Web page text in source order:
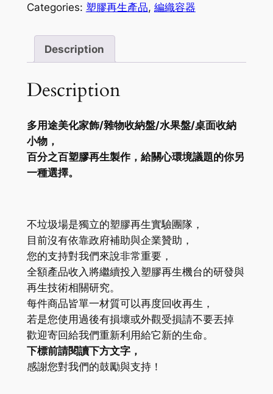
再
Categories: 塑膠再生產品, 編織容器
Description
Description
多用途美化家飾/雜物收納盤/水果盤/桌面收納
小物，
百分之百塑膠再生製作，給關心環境議題的你另
一種選擇。
不垃圾場是獨立的塑膠再生實驗團隊，
目前沒有依靠政府補助與企業贊助，
您的支持對我們來說非常重要，
全額產品收入將繼續投入塑膠再生機台的研發與
再生技術相關研究。
每件商品皆單一材質可以再度回收再生，
若是您使用過後有損壞或外觀受損請不要丟掉
歡迎寄回給我們重新利用給它新的生命。
下標前請閱讀下方文字，
感謝您對我們的鼓勵與支持！